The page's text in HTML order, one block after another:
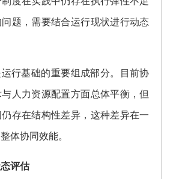
题，需要结合运行现状进行动态
行基础的重要组成部分。目前协
人力资源配置方面总体平衡，但
存在结构性差异，这种差异在一
体协同效能。
评估